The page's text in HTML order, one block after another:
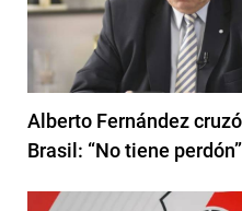
Alberto Fernández
Brasil: “No tiene perdón”